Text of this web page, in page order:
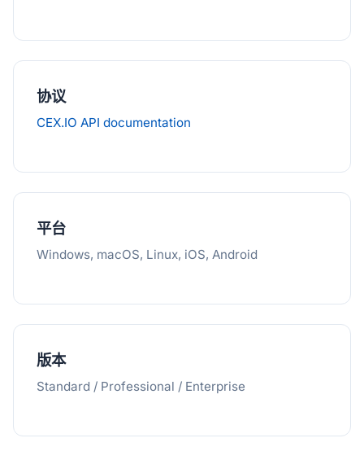
协议
CEX.IO API documentation
平台
Windows, macOS, Linux, iOS, Android
版本
Standard / Professional / Enterprise